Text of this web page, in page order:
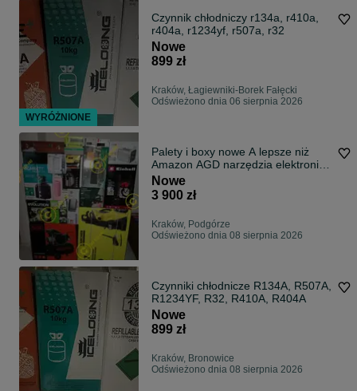
Czynnik chłodniczy r134a, r410a,
r404a, r1234yf, r507a, r32
Nowe
899 zł
Kraków, Łagiewniki-Borek Fałęcki
Odświeżono dnia 06 sierpnia 2026
Palety i boxy nowe A lepsze niż
Amazon AGD narzędzia elektronika
MIX !
Nowe
3 900 zł
Kraków, Podgórze
Odświeżono dnia 08 sierpnia 2026
Czynniki chłodnicze R134A, R507A,
R1234YF, R32, R410A, R404A
Nowe
899 zł
Kraków, Bronowice
Odświeżono dnia 08 sierpnia 2026
WYRÓŻNIONE